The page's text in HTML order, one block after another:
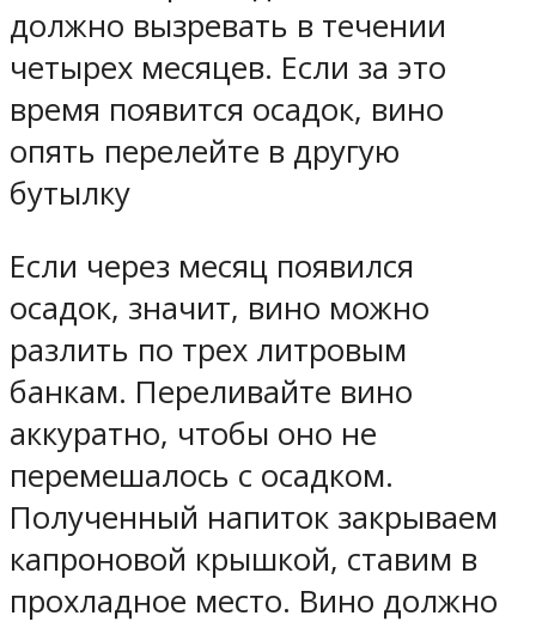
должно вызревать в течении
четырех месяцев. Если за это
время появится осадок, вино
опять перелейте в другую
бутылку
Если через месяц появился
осадок, значит, вино можно
разлить по трех литровым
банкам. Переливайте вино
аккуратно, чтобы оно не
перемешалось с осадком.
Полученный напиток закрываем
капроновой крышкой, ставим в
прохладное место. Вино должно